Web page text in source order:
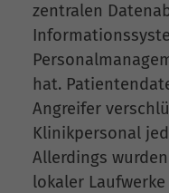
zentralen
hat.
Angreifer
Klinikpersonal
Allerdings
lokaler